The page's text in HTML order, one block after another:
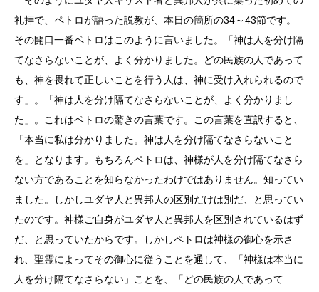
礼拝で、ペトロが語った説教が、本日の箇所の34～43節です。
その開口一番ペトロはこのように言いました。「神は人を分け隔
てなさらないことが、よく分かりました。どの民族の人であって
も、神を畏れて正しいことを行う人は、神に受け入れられるので
す」。「神は人を分け隔てなさらないことが、よく分かりまし
た」。これはペトロの驚きの言葉です。この言葉を直訳すると、
「本当に私は分かりました。神は人を分け隔てなさらないこと
を」となります。もちろんペトロは、神様が人を分け隔てなさら
ない方であることを知らなかったわけではありません。知ってい
ました。しかしユダヤ人と異邦人の区別だけは別だ、と思ってい
たのです。神様ご自身がユダヤ人と異邦人を区別されているはず
だ、と思っていたからです。しかしペトロは神様の御心を示さ
れ、聖霊によってその御心に従うことを通して、「神様は本当に
人を分け隔てなさらない」ことを、「どの民族の人であって